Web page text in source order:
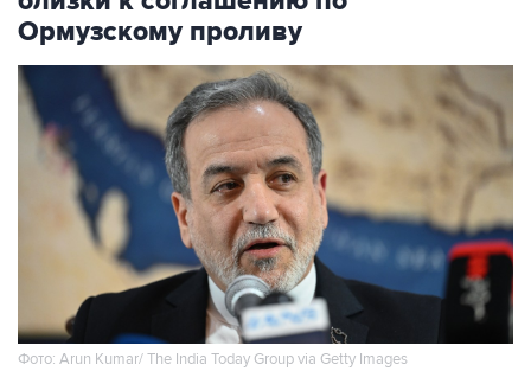
Ормузскому проливу
Фото: Arun Kumar/ The India Today Group via Getty Images